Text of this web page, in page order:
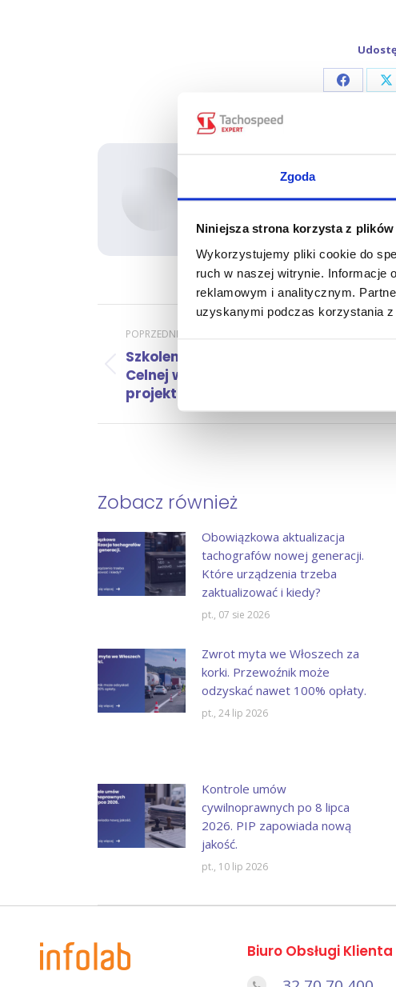
Zgoda
Niniejsza strona korzysta z
Wykorzystujemy pliki cookie do
ruch w naszej witrynie. Informacje
reklamowym i analitycznym.
uzyskanymi podczas korzystania z
Share
Marcin
Nawigacja
wpisów
POPRZEDNI
Poprzedni
wpis:
Szkolenie pracowników Izby
Celnej w Toruniu w ramach
projektu EEA Grants
Zobacz również
Obowiązkowa aktualizacja
tachografów nowej generacji.
Które urządzenia trzeba
zaktualizować i kiedy?
pt., 07 sie 2026
Zwrot myta we Włoszech za
korki. Przewoźnik może
odzyskać nawet 100% opłaty.
pt., 24 lip 2026
Kontrole umów
cywilnoprawnych po 8 lipca
2026. PIP zapowiada nową
jakość.
pt., 10 lip 2026
Biuro Obsługi Klienta